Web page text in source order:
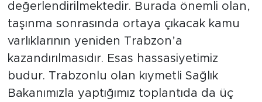
değerlendirilmektedir. Burada önemli olan,
taşınma sonrasında ortaya çıkacak kamu
varlıklarının yeniden Trabzon’a
kazandırılmasıdır. Esas hassasiyetimiz
budur. Trabzonlu olan kıymetli Sağlık
Bakanımızla yaptığımız toplantıda da üç